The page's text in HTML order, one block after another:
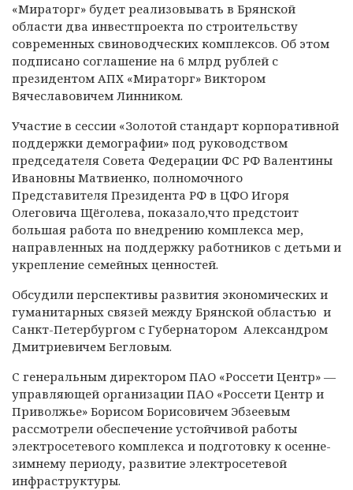
«Мираторг» будет реализовывать в Брянской
области два инвестпроекта по строительству
современных свиноводческих комплексов. Об этом
подписано соглашение на 6 млрд рублей с
президентом АПХ «Мираторг» Виктором
Вячеславовичем Линником.
Участие в сессии «Золотой стандарт корпоративной
поддержки демографии» под руководством
председателя Совета Федерации ФС РФ Валентины
Ивановны Матвиенко, полномочного
Представителя Президента РФ в ЦФО Игоря
Олеговича Щёголева, показало,что предстоит
большая работа по внедрению комплекса мер,
направленных на поддержку работников с детьми и
укрепление семейных ценностей.
Обсудили перспективы развития экономических и
гуманитарных связей между Брянской областью и
Санкт-Петербургом с Губернатором Александром
Дмитриевичем Бегловым.
С генеральным директором ПАО «Россети Центр» —
управляющей организации ПАО «Россети Центр и
Приволжье» Борисом Борисовичем Эбзеевым
рассмотрели обеспечение устойчивой работы
электросетевого комплекса и подготовку к осенне-
зимнему периоду, развитие электросетевой
инфраструктуры.